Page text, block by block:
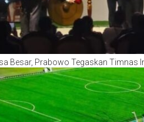
Besar, Prabowo Tegaskan Timnas